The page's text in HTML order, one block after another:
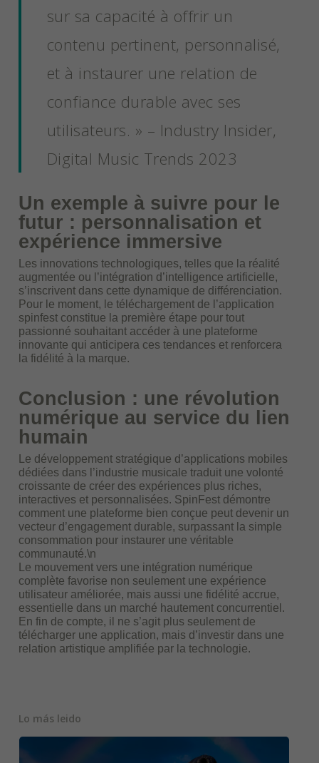
sur sa capacité à offrir un
contenu pertinent, personnalisé,
et à instaurer une relation de
confiance durable avec ses
utilisateurs. » – Industry Insider,
Digital Music Trends 2023
Un exemple à suivre pour le
futur : personnalisation et
expérience immersive
Les innovations technologiques, telles que la réalité
augmentée ou l’intégration d’intelligence artificielle,
s’inscrivent dans cette dynamique de différenciation.
Pour le moment, le téléchargement de l’application
spinfest constitue la première étape pour tout
passionné souhaitant accéder à une plateforme
innovante qui anticipera ces tendances et renforcera
la fidélité à la marque.
Conclusion : une révolution
numérique au service du lien
humain
Le développement stratégique d’applications mobiles
dédiées dans l’industrie musicale traduit une volonté
croissante de créer des expériences plus riches,
interactives et personnalisées. SpinFest démontre
comment une plateforme bien conçue peut devenir un
vecteur d’engagement durable, surpassant la simple
consommation pour instaurer une véritable
communauté.\n
Le mouvement vers une intégration numérique
complète favorise non seulement une expérience
utilisateur améliorée, mais aussi une fidélité accrue,
essentielle dans un marché hautement concurrentiel.
En fin de compte, il ne s’agit plus seulement de
télécharger une application, mais d’investir dans une
relation artistique amplifiée par la technologie.
Lo más leido